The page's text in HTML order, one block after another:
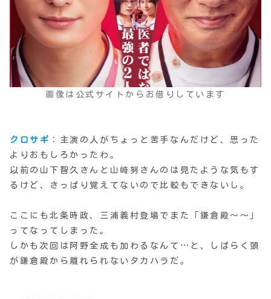
画像は公式サイトからお借りしています
クロサギ ：主演の人がちょっと苦手なんだけど、思った
よりおもしろかったわ。
以前の山下智久さんと山崎努さんのは見たような気もす
るけど、さっぱり覚えてないので比較もできないし。
ここにも北条時政、三浦義村登場でまた「鎌倉殿〜〜」
ってなってしまった。
しかも次回は阿野全成も加わるなんて…と、しばらく頭
が鎌倉殿から離れられないタカハラだ。